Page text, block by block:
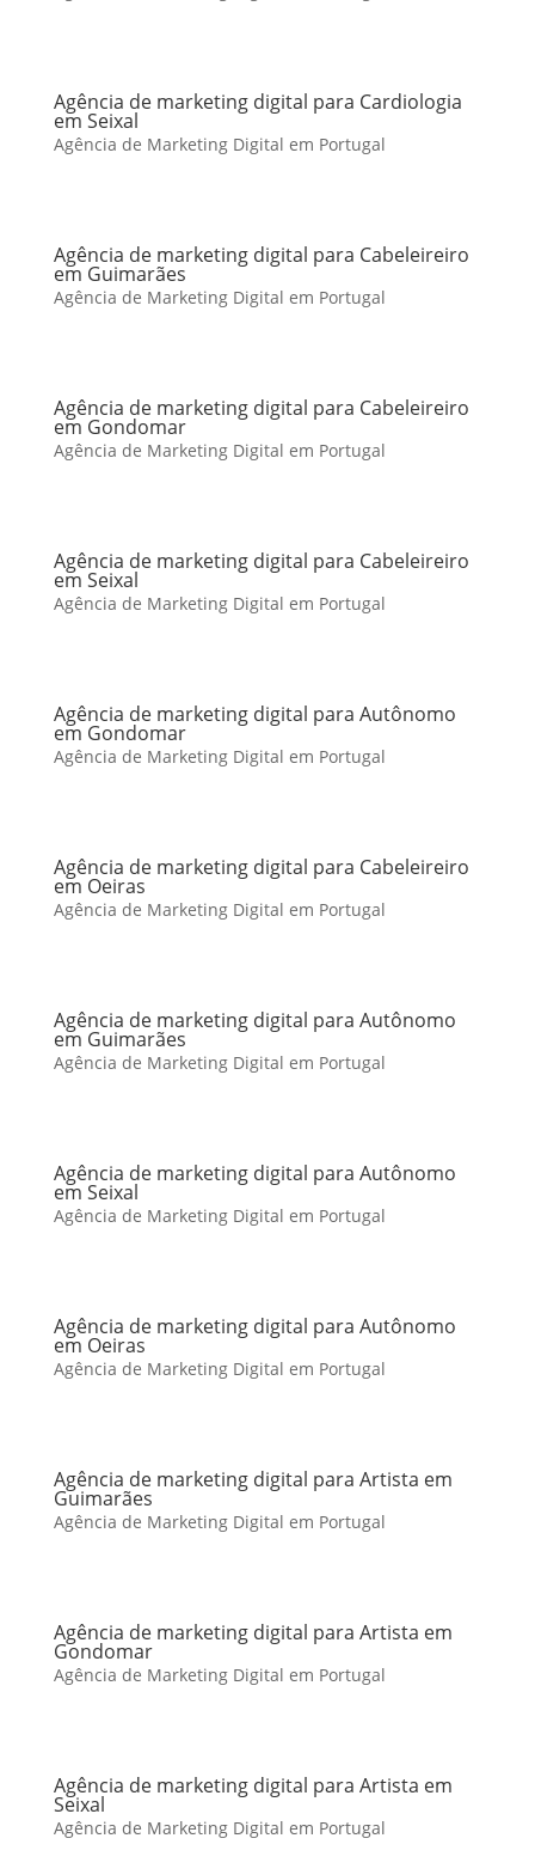
Agência de marketing digital para Cardiologia
em Seixal
Agência de Marketing Digital em Portugal
Agência de marketing digital para Cabeleireiro
em Guimarães
Agência de Marketing Digital em Portugal
Agência de marketing digital para Cabeleireiro
em Gondomar
Agência de Marketing Digital em Portugal
Agência de marketing digital para Cabeleireiro
em Seixal
Agência de Marketing Digital em Portugal
Agência de marketing digital para Autônomo
em Gondomar
Agência de Marketing Digital em Portugal
Agência de marketing digital para Cabeleireiro
em Oeiras
Agência de Marketing Digital em Portugal
Agência de marketing digital para Autônomo
em Guimarães
Agência de Marketing Digital em Portugal
Agência de marketing digital para Autônomo
em Seixal
Agência de Marketing Digital em Portugal
Agência de marketing digital para Autônomo
em Oeiras
Agência de Marketing Digital em Portugal
Agência de marketing digital para Artista em
Guimarães
Agência de Marketing Digital em Portugal
Agência de marketing digital para Artista em
Gondomar
Agência de Marketing Digital em Portugal
Agência de marketing digital para Artista em
Seixal
Agência de Marketing Digital em Portugal